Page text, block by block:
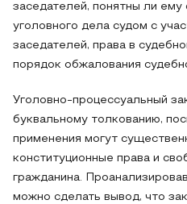
заседателей, понятны ли
уголовного дела судом с
заседателей, права в
порядок обжалования
Уголовно-процессуальный
буквальному толкованию,
применения могут
конституционные права и
гражданина.
можно сделать вывод, что